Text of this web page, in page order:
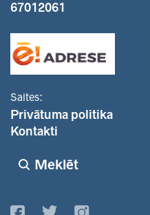
67012061
Saites:
Privātuma politika
Kontakti
Meklēt